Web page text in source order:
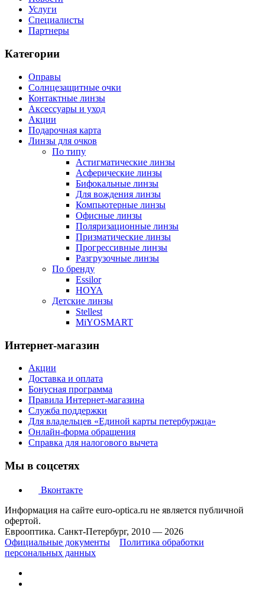
Услуги
Специалисты
Партнеры
Категории
Оправы
Солнцезащитные очки
Контактные линзы
Аксессуары и уход
Акции
Подарочная карта
Линзы для очков
По типу
Астигматические линзы
Асферические линзы
Бифокальные линзы
Для вождения линзы
Компьютерные линзы
Офисные линзы
Поляризационные линзы
Призматические линзы
Прогрессивные линзы
Разгрузочные линзы
По бренду
Essilor
HOYA
Детские линзы
Stellest
MiYOSMART
Интернет-магазин
Акции
Доставка и оплата
Бонусная программа
Правила Интернет-магазина
Служба поддержки
Для владельцев «Единой карты петербуржца»
Онлайн-форма обращения
Справка для налогового вычета
Мы в соцсетях
Вконтакте
Информация на сайте euro-optica.ru не является публичной
офертой.
Еврооптика. Санкт-Петербург, 2010 — 2026
Официальные документы
Политика обработки
персональных данных